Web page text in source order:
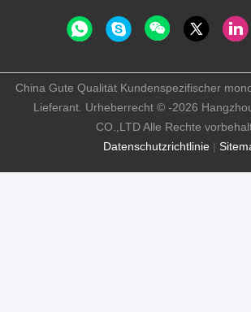
Datenschutzrichtlinie|
China Gute Qualität Kundenspezifischer
Lieferant. Urheberrecht © -2026
CO.,LTD Alle Rechte